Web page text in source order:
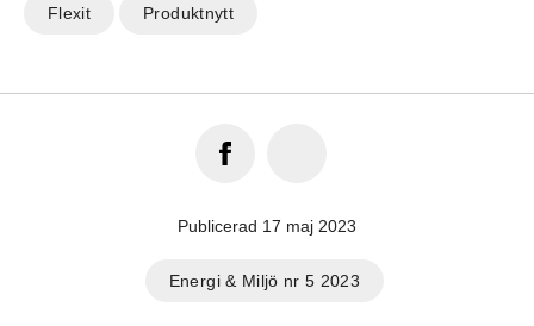
Flexit Produktnytt
Publicerad 17 maj 2023
Energi & Miljö nr 5 2023